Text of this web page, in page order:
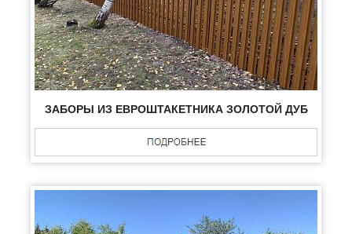
ЗАБОРЫ ИЗ ЕВРОШТАКЕТНИКА ЗОЛОТОЙ ДУБ